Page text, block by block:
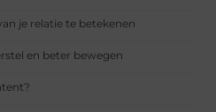
je relatie te betekenen
en beter bewegen